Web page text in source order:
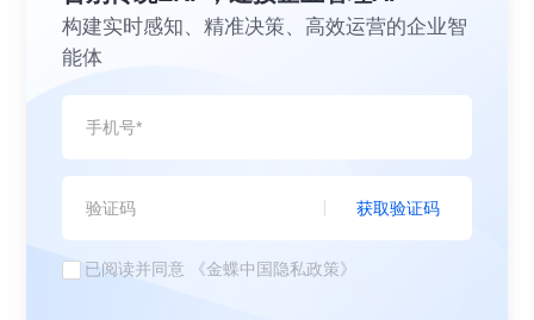
构建实时感知、精准决策、高效运营的企业智
能体
获取验证码
已阅读并同意 《金蝶中国隐私政策》